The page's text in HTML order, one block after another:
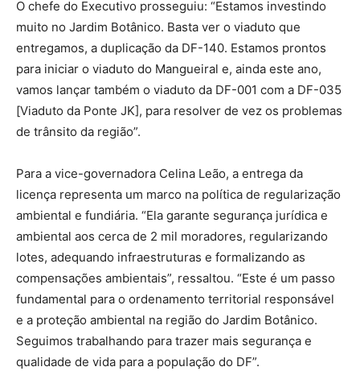
O chefe do Executivo prosseguiu: “Estamos investindo
muito no Jardim Botânico. Basta ver o viaduto que
entregamos, a duplicação da DF-140. Estamos prontos
para iniciar o viaduto do Mangueiral e, ainda este ano,
vamos lançar também o viaduto da DF-001 com a DF-035
[Viaduto da Ponte JK], para resolver de vez os problemas
de trânsito da região”.
Para a vice-governadora Celina Leão, a entrega da
licença representa um marco na política de regularização
ambiental e fundiária. “Ela garante segurança jurídica e
ambiental aos cerca de 2 mil moradores, regularizando
lotes, adequando infraestruturas e formalizando as
compensações ambientais”, ressaltou. “Este é um passo
fundamental para o ordenamento territorial responsável
e a proteção ambiental na região do Jardim Botânico.
Seguimos trabalhando para trazer mais segurança e
qualidade de vida para a população do DF”.